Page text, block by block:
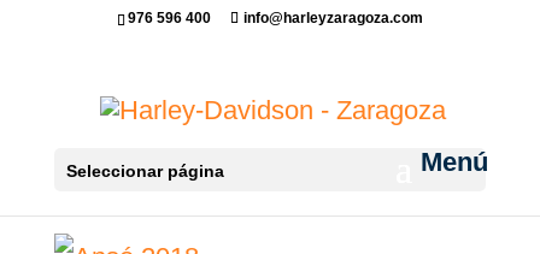
976 596 400 info@harleyzaragoza.com
Seleccionar página